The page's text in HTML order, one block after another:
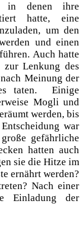
in denen ihre
hatte, eine
um den
und einen
Auch hatte
zur Lenkung des
Meinung der
taten. Einige
Mogli und
werden, bis
war
gefährliche
hatten auch
sie die Hitze im
ernährt werden?
Nach einer
Einladung der